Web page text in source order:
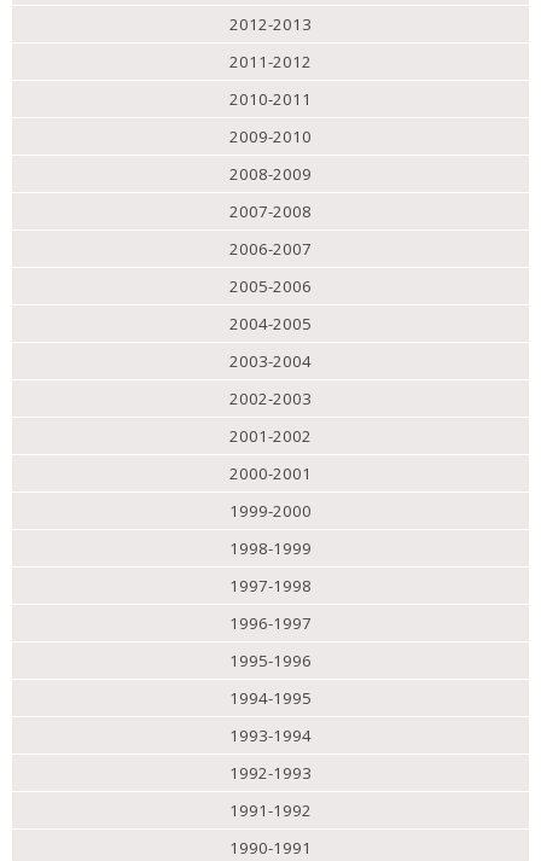
2012-2013
2011-2012
2010-2011
2009-2010
2008-2009
2007-2008
2006-2007
2005-2006
2004-2005
2003-2004
2002-2003
2001-2002
2000-2001
1999-2000
1998-1999
1997-1998
1996-1997
1995-1996
1994-1995
1993-1994
1992-1993
1991-1992
1990-1991